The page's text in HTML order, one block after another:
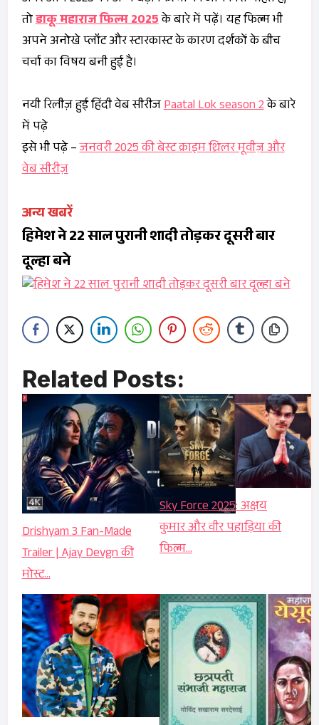
तोडाकू महाराज फिल्म 2025के बारे में पढ़ें। यह फिल्म भी
अपने अनोखे प्लॉट और स्टारकास्ट के कारण दर्शकों के बीच
चर्चा का विषय बनी हुई है।
नयी रिलीज़ हुई हिंदी वेब सीरीजPaatal Lok season 2के बारे
में पढ़े
इसे भी पढ़े –जनवरी 2025 की बेस्ट क्राइम थ्रिलर मूवीज़ और
वेब सीरीज़
अन्य खबरें
हिमेश ने 22 साल पुरानी शादी तोड़कर दूसरी बार
दूल्हा बने
Related Posts:
Drishyam 3 Fan-Made
Trailer | Ajay Devgn की
मोस्ट…
Sky Force 2025: अक्षय
कुमार और वीर पहाड़िया की
फिल्म…